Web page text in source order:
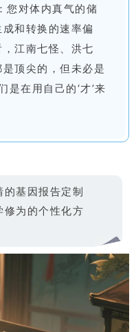
您对体内真气的储
和转换的速率偏
江南七怪、洪七
顶尖的，但未必是
是在用自己的‘才’来
基因报告定制
修为的个性化方